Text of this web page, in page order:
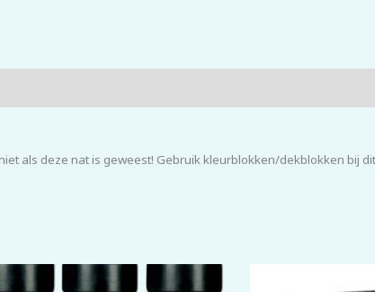
als deze nat is geweest! Gebruik kleurblokken/dekblokken bij